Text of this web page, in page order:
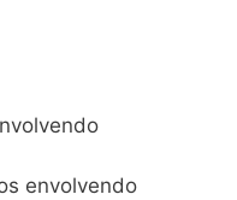
envolvendo